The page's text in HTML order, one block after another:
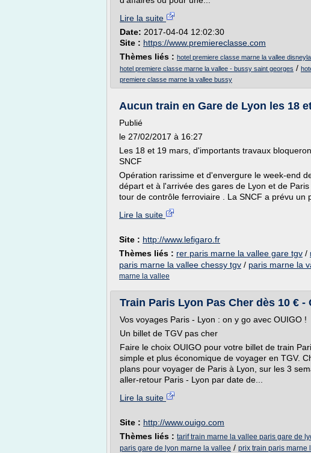
Lire la suite
Date: 2017-04-04 12:02:30
Site : https://www.premiereclasse.com
Thèmes liés : hotel premiere classe marne la vallee
hotel premiere classe marne la vallee - bussy saint georges /
premiere classe marne la vallee bussy
Aucun train en Gare de Lyon les 18
Publié
le 27/02/2017 à 16:27
Les 18 et 19 mars, d'importants travaux
SNCF
Opération rarissime et d'envergure le week-end
départ et à l'arrivée des gares de Lyon et de
tour de contrôle ferroviaire . La SNCF a prévu un
Lire la suite
Site : http://www.lefigaro.fr
Thèmes liés : rer paris marne la vallee gare tgv /
paris marne la vallee chessy tgv / paris marne la
marne la vallee
Train Paris Lyon Pas Cher dès 10 € -
Vos voyages Paris - Lyon : on y go avec OUIGO !
Un billet de TGV pas cher
Faire le choix OUIGO pour votre billet de train
simple et plus économique de voyager en TGV.
plans pour voyager de Paris à Lyon, sur les 3
aller-retour Paris - Lyon par date de...
Lire la suite
Site : http://www.ouigo.com
Thèmes liés : tarif train marne la vallee paris gare de
paris gare de lyon marne la vallee / prix train paris marne